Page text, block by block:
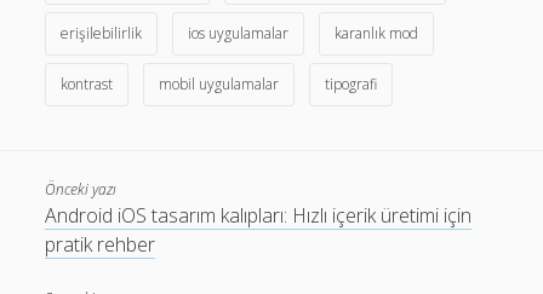
erişilebilirlik ios uygulamalar karanlık mod
kontrast mobil uygulamalar tipografi
Önceki yazı
Android iOS tasarım kalıpları: Hızlı içerik üretimi için
pratik rehber